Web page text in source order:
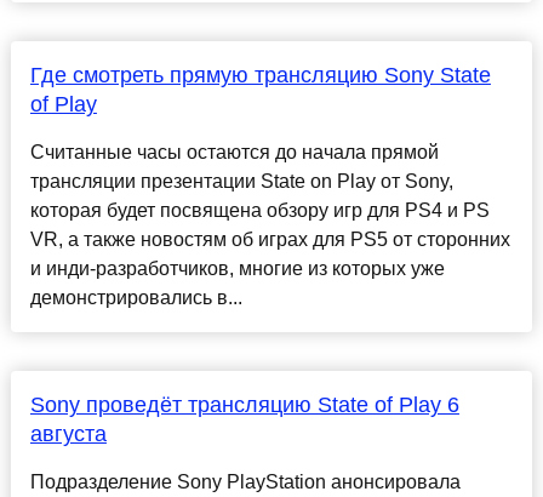
Где смотреть прямую трансляцию Sony State
of Play
Считанные часы остаются до начала прямой
трансляции презентации State on Play от Sony,
которая будет посвящена обзору игр для PS4 и PS
VR, а также новостям об играх для PS5 от сторонних
и инди-разработчиков, многие из которых уже
демонстрировались в...
Sony проведёт трансляцию State of Play 6
августа
Подразделение Sony PlayStation анонсировала